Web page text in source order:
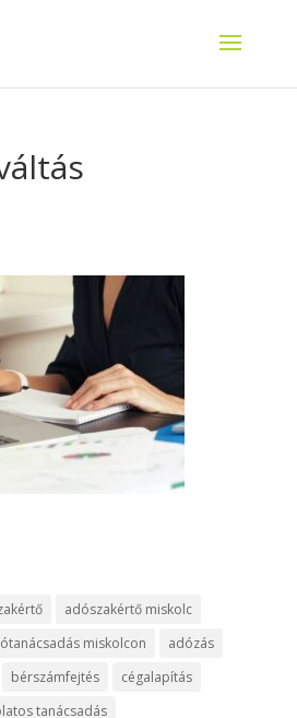
adószakértő miskolc
miskolcon
adózás
bérszámfejtés
cégalapítás
tanácsadás